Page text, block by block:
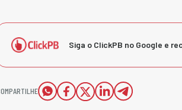
Siga o ClickPB no Google e